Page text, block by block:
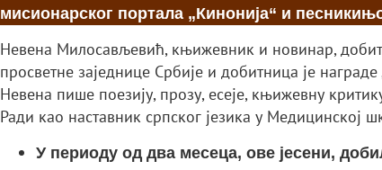
мисионарског портала „Кинонија“ и
Невена Милосављевић, књижевник и новинар,
просветне заједнице Србије и добитница је
Невена пише поезију, прозу, есеје, књижевну
Ради као наставник српског језика у Медицинској
У периоду од два месеца, ове јесени,